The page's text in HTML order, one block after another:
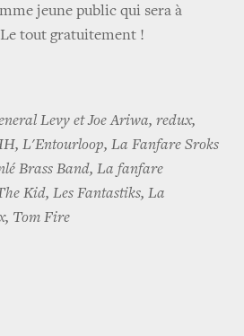
jeune public qui sera à
tout gratuitement !
Levy et Joe Ariwa, redux,
L'Entourloop, La Fanfare Sroks
Brass Band, La fanfare
Kid, Les Fantastiks, La
Tom Fire